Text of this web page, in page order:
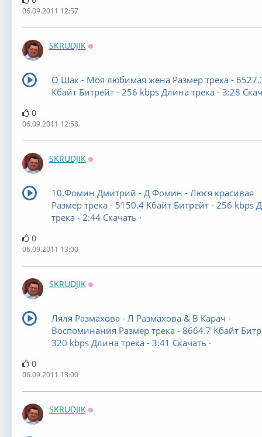
06.09.2011 12:57
SKRUDJIK
О Шак - Моя любимая жена Размер трека -
Кбайт Битрейт - 256 kbps Длина трека - 3:28
0
06.09.2011 12:58
SKRUDJIK
10.Фомин Дмитрий - Д Фомин - Люся красивая
Размер трека - 5150.4 Кбайт Битрейт - 256 kbps
трека - 2:44 Скачать ·
0
06.09.2011 13:00
SKRUDJIK
Ляля Размахова - Л Размахова & В Карач -
Воспоминания Размер трека - 8664.7 Кбайт
320 kbps Длина трека - 3:41 Скачать ·
0
06.09.2011 13:00
SKRUDJIK